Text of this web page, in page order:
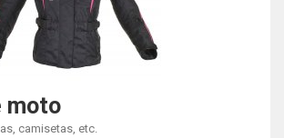
moto
camisetas, etc.